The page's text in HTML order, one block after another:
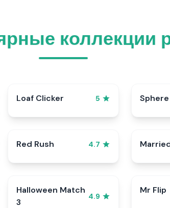
коллекции
Loaf Clicker 5 Sphere
Red Rush 4.7
Halloween Match
3
4.9
Mr Flip